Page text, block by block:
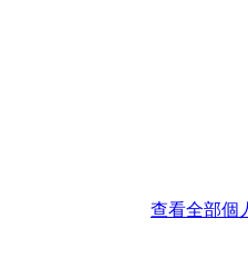
查看全部個